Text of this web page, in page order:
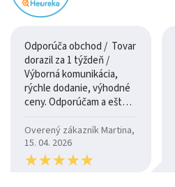
Odporúča obchod / Tovar
dorazil za 1 týždeň /
Výborná komunikácia,
rýchle dodanie, výhodné
ceny. Odporúčam a ešte
Overený zákazník Martina,
15. 04. 2026
★★★★★
★★★★★